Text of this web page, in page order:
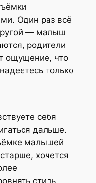
Один раз всё
— малыш
родители
ощущение, что
только
себя
дальше.
малышей
хочется
стиль,